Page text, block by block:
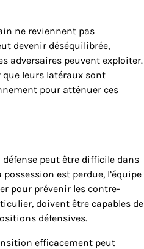
ne reviennent pas
devenir déséquilibrée,
adversaires peuvent exploiter.
que leurs latéraux sont
pour atténuer ces
peut être difficile dans
est perdue, l’équipe
pour prévenir les contre-
doivent être capables de
défensives.
efficacement peut